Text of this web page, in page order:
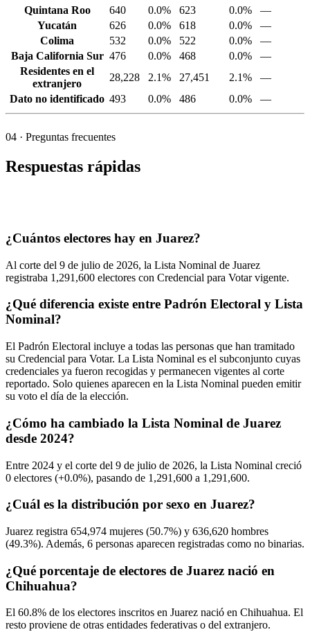
Quintana Roo
640 0.0% 623 0.0%
—
Yucatán
626 0.0% 618 0.0%
—
Colima
532 0.0% 522 0.0%
—
Baja California Sur 476 0.0% 468 0.0%
—
Residentes en el
extranjero
28,228 2.1% 27,451 2.1%
—
Dato no identificado 493 0.0% 486 0.0% —
04 · Preguntas frecuentes
Respuestas rápidas
¿Cuántos electores hay en Juarez?
Al corte del 9 de julio de 2026, la Lista Nominal de Juarez
registraba 1,291,600 electores con Credencial para Votar vigente.
¿Qué diferencia existe entre Padrón Electoral y Lista
Nominal?
El Padrón Electoral incluye a todas las personas que han tramitado
su Credencial para Votar. La Lista Nominal es el subconjunto cuyas
credenciales ya fueron recogidas y permanecen vigentes al corte
reportado. Solo quienes aparecen en la Lista Nominal pueden emitir
su voto el día de la elección.
¿Cómo ha cambiado la Lista Nominal de Juarez
desde 2024?
Entre 2024 y el corte del 9 de julio de 2026, la Lista Nominal creció
0 electores (+0.0%), pasando de 1,291,600 a 1,291,600.
¿Cuál es la distribución por sexo en Juarez?
Juarez registra 654,974 mujeres (50.7%) y 636,620 hombres
(49.3%). Además, 6 personas aparecen registradas como no binarias.
¿Qué porcentaje de electores de Juarez nació en
Chihuahua?
El 60.8% de los electores inscritos en Juarez nació en Chihuahua. El
resto proviene de otras entidades federativas o del extranjero.